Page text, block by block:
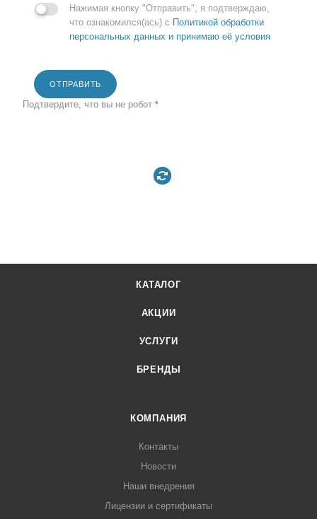
Нажимая кнопку "Отправить", я подтверждаю,
что ознакомился(ась) с Политикой обработки
персональных данных и принимаю её условия
ОТПРАВИТЬ
Подтвердите, что вы не робот *
КАТАЛОГ
АКЦИИ
УСЛУГИ
БРЕНДЫ
КОМПАНИЯ
Контакты
Новости
Наши внедрения
Лицензии и сертификаты